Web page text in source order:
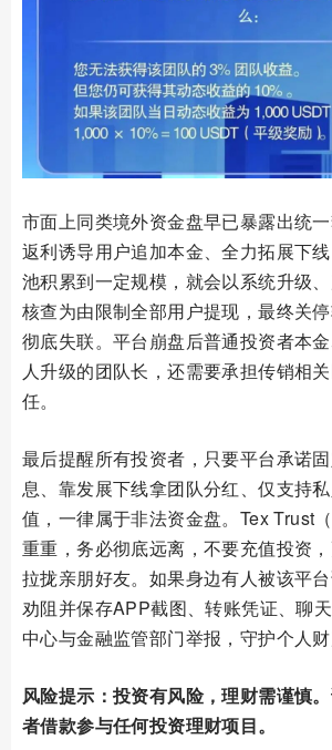
市面上同类境外资金盘早已暴露出统
返利诱导用户追加本金、全力拓展下
池积累到一定规模，就会以系统升级
核查为由限制全部用户提现，最终关
彻底失联。平台崩盘后普通投资者本
人升级的团队长，还需要承担传销相
任。
最后提醒所有投资者，只要平台承诺
息、靠发展下线拿团队分红、仅支持
值，一律属于非法资金盘。Tex Trust
重重，务必彻底远离，不要充值投资
拉拢亲朋好友。如果身边有人被该平
劝阻并保存APP截图、转账凭证、聊
中心与金融监管部门举报，守护个人财
风险提示：投资有风险，理财需谨慎
者借款参与任何投资理财项目。